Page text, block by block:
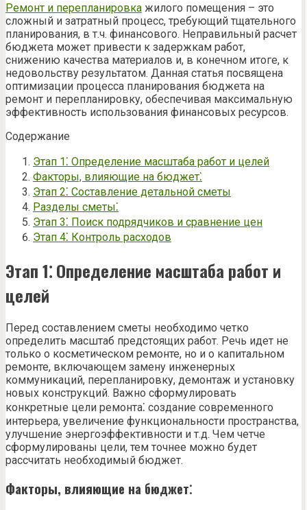
Ремонт и перепланировка жилого помещения – это
сложный и затратный процесс, требующий тщательного
планирования, в т.ч. финансового. Неправильный расчет
бюджета может привести к задержкам работ,
снижению качества материалов и, в конечном итоге, к
недовольству результатом. Данная статья посвящена
оптимизации процесса планирования бюджета на
ремонт и перепланировку, обеспечивая максимальную
эффективность использования финансовых ресурсов.
Содержание
Этап 1⁚ Определение масштаба работ и целей
Факторы, влияющие на бюджет⁚
Этап 2⁚ Составление детальной сметы
Разделы сметы⁚
Этап 3⁚ Поиск подрядчиков и сравнение цен
Этап 4⁚ Контроль расходов
Этап 1⁚ Определение масштаба работ и
целей
Перед составлением сметы необходимо четко
определить масштаб предстоящих работ. Речь идет не
только о косметическом ремонте, но и о капитальном
ремонте, включающем замену инженерных
коммуникаций, перепланировку, демонтаж и установку
новых конструкций. Важно сформулировать
конкретные цели ремонта⁚ создание современного
интерьера, увеличение функциональности пространства,
улучшение энергоэффективности и т.д. Чем четче
сформулированы цели, тем точнее можно будет
рассчитать необходимый бюджет.
Факторы, влияющие на бюджет⁚